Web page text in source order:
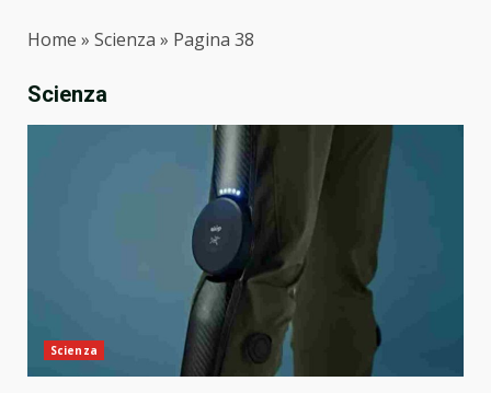
Home » Scienza » Pagina 38
Scienza
Scienza